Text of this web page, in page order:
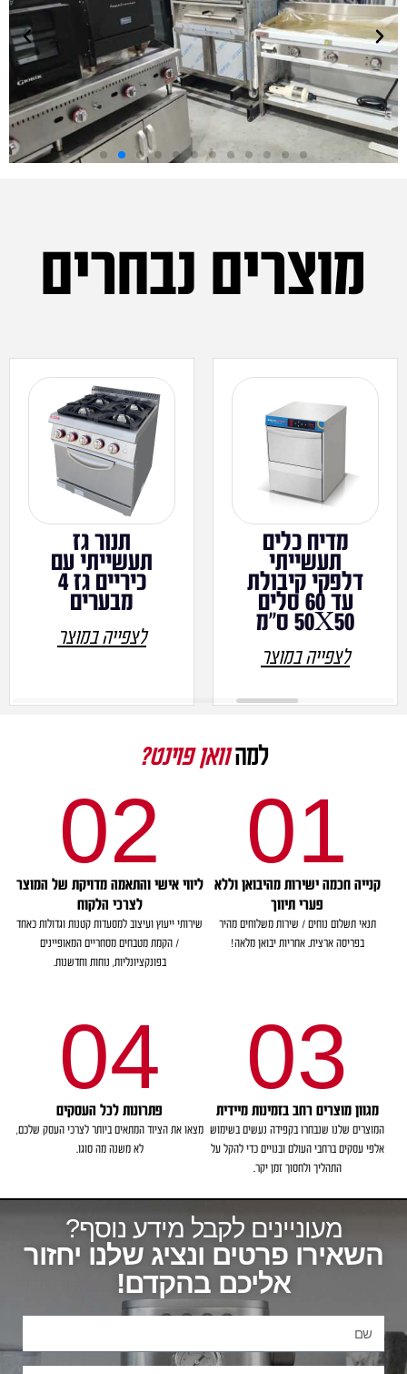
מוצרים נבחרים
מדיח כלים
תעשייתי
דלפקי קיבולת
עד 60 סלים
50X50 ס"מ
לצפייה במוצר
תנור גז
תעשייתי עם
כיריים גז 4
מבערים
לצפייה במוצר
למהוואן פוינט?
01
קנייה חכמה ישירות מהיבואן וללא
פערי תיווך
תנאי תשלום נוחים / שירות משלוחים מהיר
בפריסה ארצית. אחריות יבואן מלאה!
02
ליווי אישי והתאמה מדויקת של המוצר
לצרכי הלקוח
שירותי ייעוץ ועיצוב למסעדות קטנות וגדולות כאחד
/ הקמת מטבחים מסחריים המאופיינים
בפונקציונליות, נוחות וחדשנות.
03
מגוון מוצרים רחב בזמינות מיידית
המוצרים שלנו שנבחרו בקפידה נעשים בשימוש
אלפי עסקים ברחבי העולם ובנויים כדי להקל על
התהליך ולחסוך זמן יקר.
04
פתרונות לכל העסקים
מצאו את הציוד המתאים ביותר לצרכי העסק שלכם,
לא משנה מה סוגו.
מעוניינים לקבל מידע נוסף?
השאירו פרטים ונציג שלנו יחזור
אליכם בהקדם!